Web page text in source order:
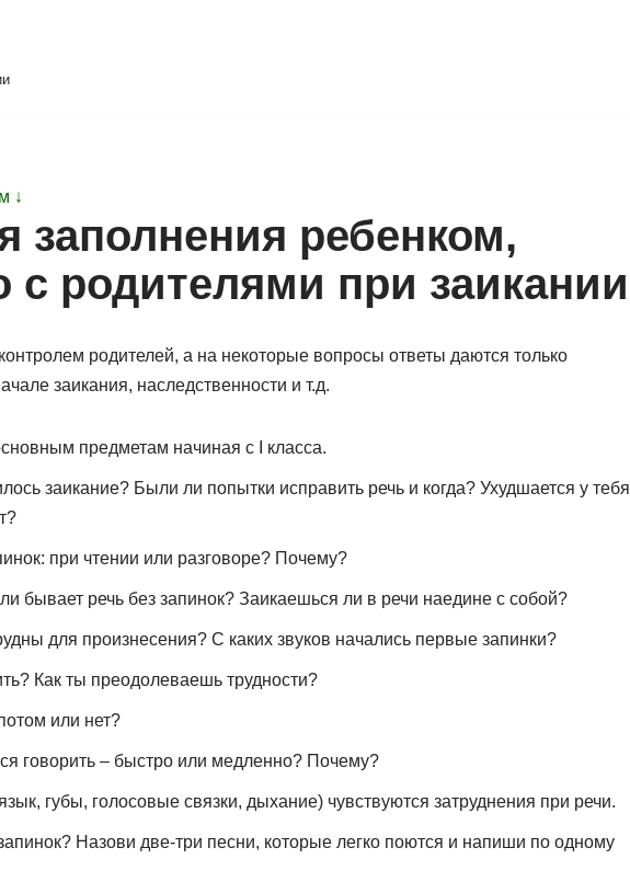
↓
заполнения ребенком,
с родителями при заикании
родителей, а на некоторые вопросы ответы даются только
заикания, наследственности и т.д.
предметам начиная с I класса.
заикание? Были ли попытки исправить речь и когда? Ухудшается у тебя
при чтении или разговоре? Почему?
бывает речь без запинок? Заикаешься ли в речи наедине с собой?
для произнесения? С каких звуков начались первые запинки?
Как ты преодолеваешь трудности?
или нет?
говорить – быстро или медленно? Почему?
губы, голосовые связки, дыхание) чувствуются затруднения при речи.
Назови две-три песни, которые легко поются и напиши по одному